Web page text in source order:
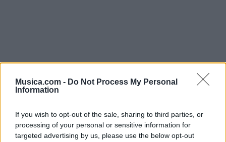
Musica.com - Do Not Process My Personal
Information
If you wish to opt-out of the sale, sharing to third parties, or
processing of your personal or sensitive information for
targeted advertising by us, please use the below opt-out